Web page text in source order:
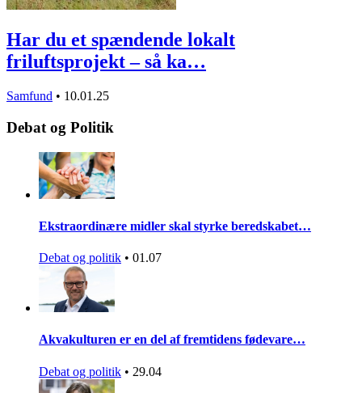
Har du et spændende lokalt
friluftsprojekt – så ka…
Samfund • 10.01.25
Debat og Politik
Ekstraordinære midler skal styrke beredskabet…
Debat og politik • 01.07
Akvakulturen er en del af fremtidens fødevare…
Debat og politik • 29.04